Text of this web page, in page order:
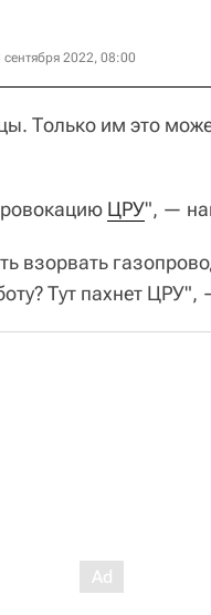
сентября 2022, 08:00
Только им это
ЦРУ", —
взорвать
Тут пахнет